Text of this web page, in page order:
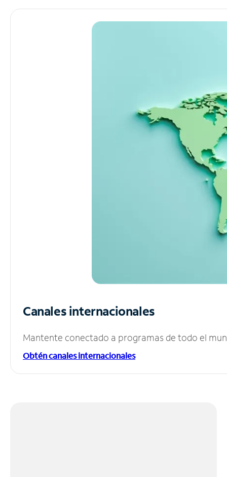
Canales internacionales
Mantente conectado a programas de todo el
Obtén canales internacionales